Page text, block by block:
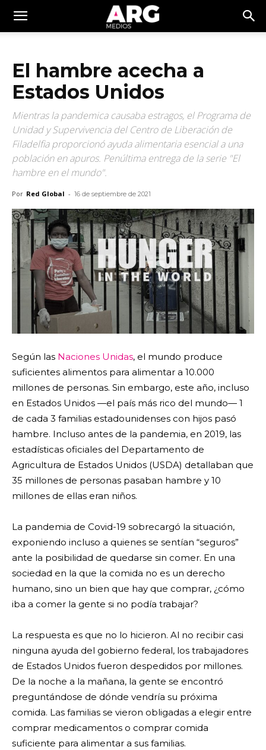
El hambre acecha a
Estados Unidos
Mientras la pandemica causaba estragos, el Programa de
Unidad y Supervivencia del Centro de Liberación de
Filadelfia proporcionó ayuda alimentaria esencial a una
población en apuros. Penúltima entrega de la serie "El
hambre en el mundo".
Por Red Global - 16 de septiembre de 2021
Según las Naciones Unidas, el mundo produce
suficientes alimentos para alimentar a 10.000
millones de personas. Sin embargo, este año, incluso
en Estados Unidos —el país más rico del mundo— 1
de cada 3 familias estadounidenses con hijos pasó
hambre. Incluso antes de la pandemia, en 2019, las
estadísticas oficiales del Departamento de
Agricultura de Estados Unidos (USDA) detallaban que
35 millones de personas pasaban hambre y 10
millones de ellas eran niños.
La pandemia de Covid-19 sobrecargó la situación,
exponiendo incluso a quienes se sentían “seguros”
ante la posibilidad de quedarse sin comer. En una
sociedad en la que la comida no es un derecho
humano, sino un bien que hay que comprar, ¿cómo
iba a comer la gente si no podía trabajar?
La respuesta es que no lo hicieron. Al no recibir casi
ninguna ayuda del gobierno federal, los trabajadores
de Estados Unidos fueron despedidos por millones.
De la noche a la mañana, la gente se encontró
preguntándose de dónde vendría su próxima
comida. Las familias se vieron obligadas a elegir entre
comprar medicamentos o comprar comida
suficiente para alimentar a sus familias.